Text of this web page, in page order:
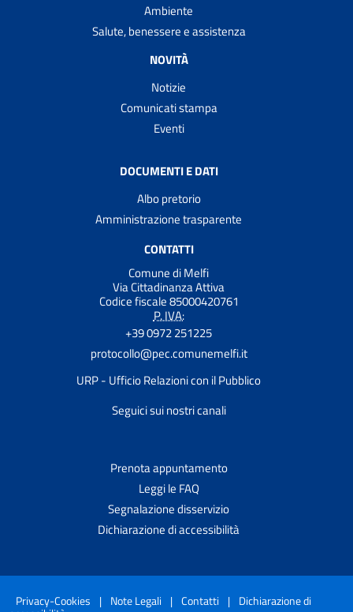
Ambiente
Salute, benessere e assistenza
NOVITÀ
Notizie
Comunicati stampa
Eventi
DOCUMENTI E DATI
Albo pretorio
Amministrazione trasparente
CONTATTI
Comune di Melfi
Via Cittadinanza Attiva
Codice fiscale 85000420761
P. IVA:
+39 0972 251225
protocollo@pec.comunemelfi.it
URP - Ufficio Relazioni con il Pubblico
Seguici sui nostri canali
Prenota appuntamento
Leggi le FAQ
Segnalazione disservizio
Dichiarazione di accessibilità
Privacy-Cookies | Note Legali | Contatti | Dichiarazione di